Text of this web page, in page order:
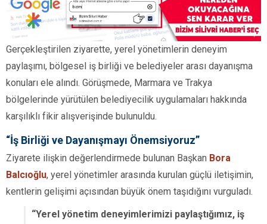
Gerçekleştirilen ziyarette, yerel yönetimlerin deneyim
paylaşımı, bölgesel iş birliği ve belediyeler arası dayanışma
konuları ele alındı. Görüşmede, Marmara ve Trakya
bölgelerinde yürütülen belediyecilik uygulamaları hakkında
karşılıklı fikir alışverişinde bulunuldu.
“İş Birliği ve Dayanışmayı Önemsiyoruz”
Ziyarete ilişkin değerlendirmede bulunan Başkan Bora
Balcıoğlu, yerel yönetimler arasında kurulan güçlü iletişimin,
kentlerin gelişimi açısından büyük önem taşıdığını vurguladı.
“Yerel yönetim deneyimlerimizi paylaştığımız, iş